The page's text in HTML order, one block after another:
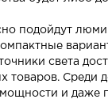
подойдут
света
Среди
и даже